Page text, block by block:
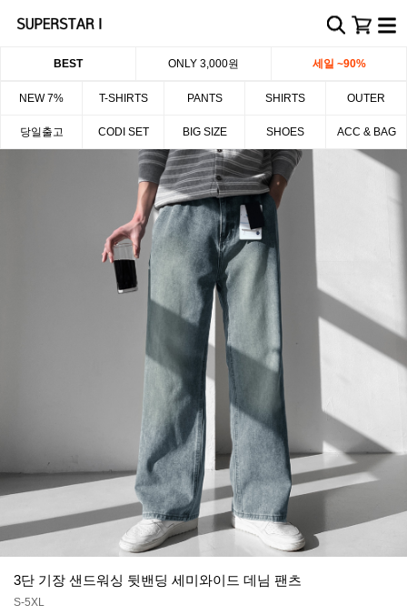
BEST ONLY 3,000원 세일 ~90%
NEW 7% T-SHIRTS PANTS SHIRTS OUTER
당일출고 CODI SET BIG SIZE SHOES ACC & BAG
3단 기장 샌드워싱 뒷밴딩 세미와이드 데님 팬츠
S-5XL